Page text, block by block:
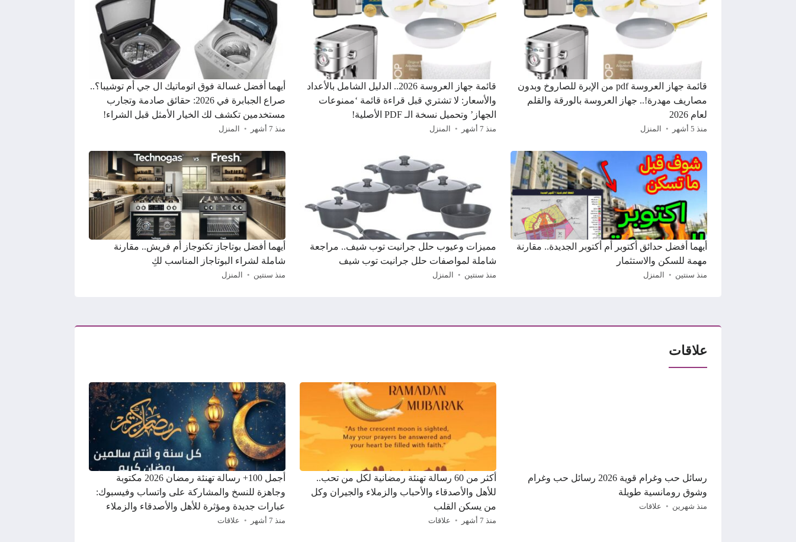
قائمة جهاز العروسة pdf من الإبرة للصاروخ وبدون
مصاريف مهدرة!.. جهاز العروسة بالورقة والقلم
لعام 2026
منذ 5 أشهر المنزل
قائمة جهاز العروسة 2026.. الدليل الشامل بالأعداد
والأسعار: لا تشتري قبل قراءة قائمة ‘ممنوعات
الجهاز’ وتحميل نسخة الـ PDF الأصلية!
منذ 7 أشهر المنزل
أيهما أفضل غسالة فوق اتوماتيك ال جي أم توشيبا؟..
صراع الجبابرة في 2026: حقائق صادمة وتجارب
مستخدمين تكشف لك الخيار الأمثل قبل الشراء!
منذ 7 أشهر المنزل
أيهما أفضل حدائق أكتوبر أم أكتوبر الجديدة.. مقارنة
مهمة للسكن والاستثمار
منذ سنتين المنزل
مميزات وعيوب حلل جرانيت توب شيف.. مراجعة
شاملة لمواصفات حلل جرانيت توب شيف
منذ سنتين المنزل
أيهما أفضل بوتاجاز تكنوجاز أم فريش.. مقارنة
شاملة لشراء البوتاجاز المناسب لكِ
منذ سنتين المنزل
علاقات
رسائل حب وغرام قوية 2026 رسائل حب وغرام
وشوق رومانسية طويلة
منذ شهرين علاقات
أكثر من 60 رسالة تهنئة رمضانية لكل من تحب..
للأهل والأصدقاء والأحباب والزملاء والجيران وكل
من يسكن القلب
منذ 7 أشهر علاقات
أجمل 100+ رسالة تهنئة رمضان 2026 مكتوبة
وجاهزة للنسخ والمشاركة على واتساب وفيسبوك:
عبارات جديدة ومؤثرة للأهل والأصدقاء والزملاء
منذ 7 أشهر علاقات